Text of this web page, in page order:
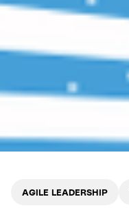
AGILE LEADERSHIP